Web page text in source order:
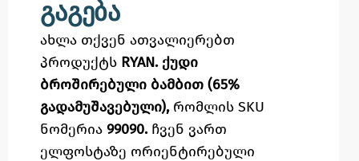
გაგება
ახლა თქვენ ათვალიერებთ
პროდუქტს RYAN. ქუდი
ბროშირებული ბამბით (65%
გადამუშავებული), რომლის SKU
ნომერია 99090. ჩვენ ვართ
ელფოსტაზე ორიენტირებული